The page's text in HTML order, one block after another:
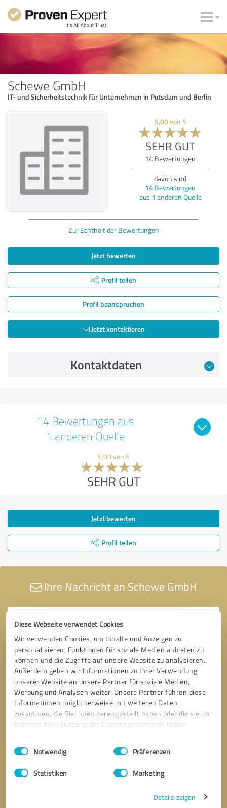
Diese Webseite verwendet Cookies
Wir verwenden Cookies, um Inhalte und Anzeigen zu
personalisieren, Funktionen für soziale Medien anbieten zu
können und die Zugriffe auf unsere Website zu analysieren.
Außerdem geben wir Informationen zu Ihrer Verwendung
unserer Website an unsere Partner für soziale Medien,
Werbung und Analysen weiter. Unsere Partner führen diese
Informationen möglicherweise mit weiteren Daten
zusammen, die Sie ihnen bereitgestellt haben oder die sie im
Rahmen Ihrer Nutzung der Dienste gesammelt haben.
Impressum Datenschutzbestimmungen
Einwilligungsauswahl
Notwendig Präferenzen
Statistiken Marketing
Details zeigen
Schewe GmbH
IT- und Sicherheitstechnik für Unternehmen in Potsdam und Berlin
5,00von 5
SEHR GUT
14 Bewertungen
davon sind
14 Bewertungen
aus 1 anderen Quelle
Zur Echtheit der Bewertungen
Jetzt bewerten
Profil teilen
Profil beanspruchen
Jetzt kontaktieren
Kontaktdaten
14 Bewertungen aus
1 anderen Quelle
5,00 von 5
SEHR GUT
Jetzt bewerten
Profil teilen
Ihre Nachricht an Schewe GmbH